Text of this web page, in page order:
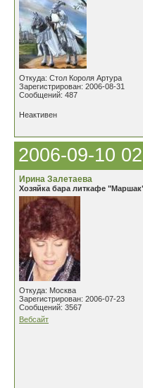
Откуда: Стол Короля Артура
Зарегистрирован: 2006-08-31
Сообщений: 487
Неактивен
2006-09-10
Ирина Залетаева
Хозяйка бара литкафе
Откуда: Москва
Зарегистрирован: 2006-07-23
Сообщений: 3567
Вебсайт